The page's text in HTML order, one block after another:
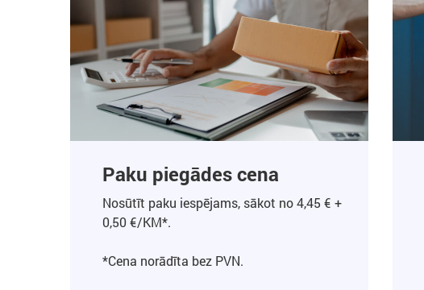
Paku piegādes cena
Nosūtīt paku iespējams, sākot no 4,45 € +
0,50 €/KM*.
*Cena norādīta bez PVN.